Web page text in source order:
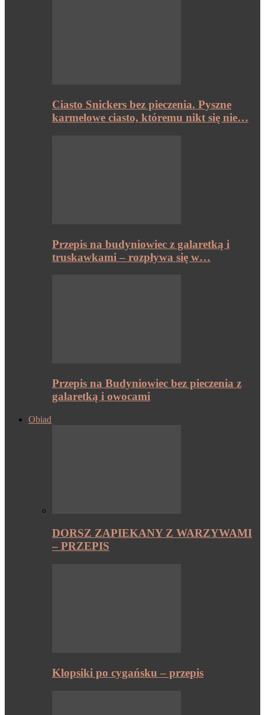
Ciasto Snickers bez pieczenia. Pyszne
karmelowe ciasto, któremu nikt się nie…
Przepis na budyniowiec z galaretką i
truskawkami – rozpływa się w…
Przepis na Budyniowiec bez pieczenia z
galaretką i owocami
Obiad
DORSZ ZAPIEKANY Z WARZYWAMI
– PRZEPIS
Klopsiki po cygańsku – przepis